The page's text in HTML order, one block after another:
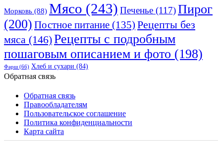
Морковь (88) Мясо (243) Печенье (117)Пирог
(200) Постное питание (135) Рецепты без
мяса (146)Рецепты с подробным
пошаговым описанием и фото (198)
Фарш(66) Хлеб и сухари (84)
Обратная связь
Обратная связь
Правообладателям
Пользовательское соглашение
Политика конфиденциальности
Карта сайта